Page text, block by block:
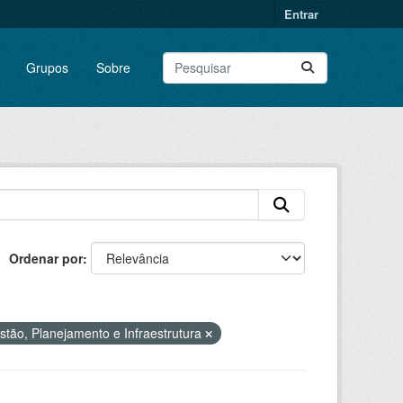
Entrar
Grupos Sobre
Ordenar por
Planejamento e Infraestrutura